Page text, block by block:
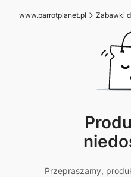
www.parrotplanet.pl Zabawki
Przepraszamy,